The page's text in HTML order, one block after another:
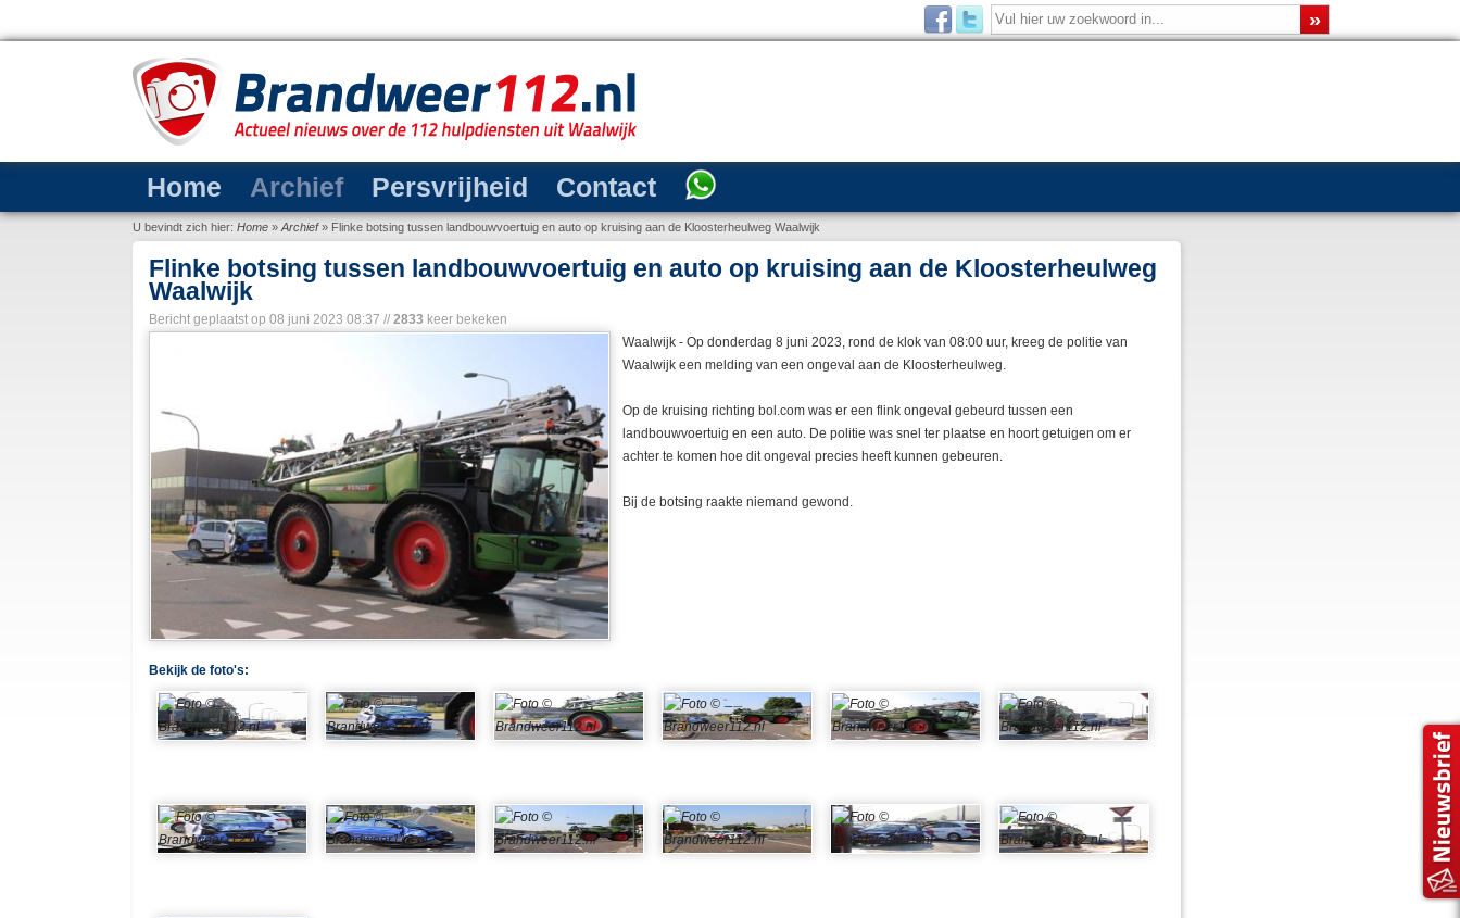
Home Archief Persvrijheid Contact
U bevindt zich hier: Home » Archief» Flinke botsing tussen landbouwvoertuig en auto op kruising aan de Kloosterheulweg Waalwijk
Flinke botsing tussen landbouwvoertuig en auto op kruising aan de Kloosterheulweg
Waalwijk
Bericht geplaatst op 08 juni 2023 08:37 // 2833 keer bekeken
Waalwijk - Op donderdag 8 juni 2023, rond de klok van 08:00 uur, kreeg de politie van
Waalwijk een melding van een ongeval aan de Kloosterheulweg.
Op de kruising richting bol.com was er een flink ongeval gebeurd tussen een
landbouwvoertuig en een auto. De politie was snel ter plaatse en hoort getuigen om er
achter te komen hoe dit ongeval precies heeft kunnen gebeuren.
Bij de botsing raakte niemand gewond.
Bekijk de foto's: